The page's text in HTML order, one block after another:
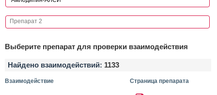
Выберите препарат для проверки взаимодействия
Найдено взаимодействий: 1133
Взаимодействие Страница препарата